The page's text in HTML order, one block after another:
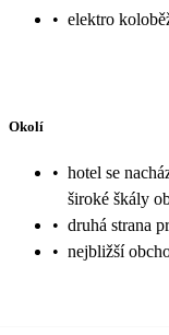
• elektro
Okolí
• hotel se
široké škály
• druhá strana
• nejbližší